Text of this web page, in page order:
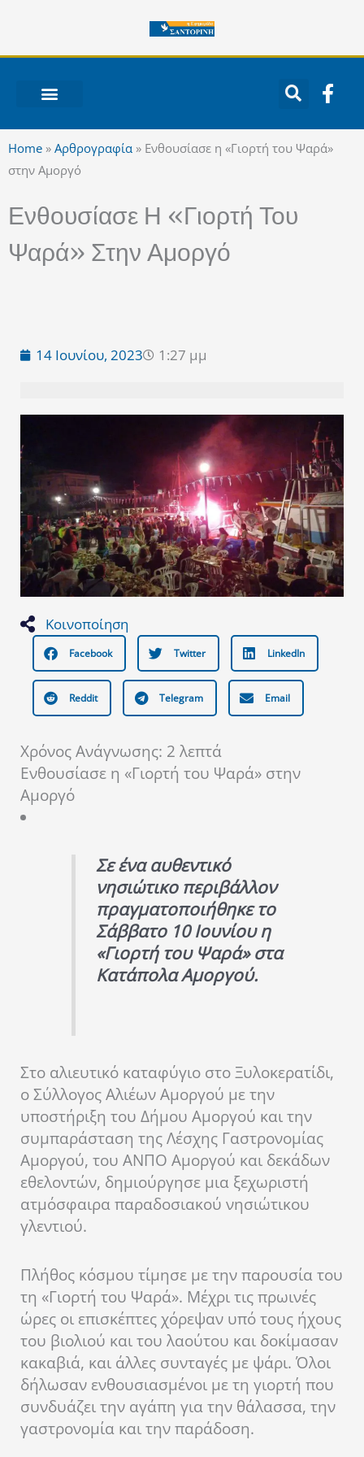
περιεχόμενο
F
a
e
b
Home » Αρθρογραφία » Ενθουσίασε η «Γιορτή του Ψαρά»
στην Αμοργό
Ενθουσίασε Η «Γιορτή Του
Ψαρά» Στην Αμοργό
14 Ιουνίου, 2023 1:27 μμ
Κοινοποίηση
Facebook Twitter LinkedIn
Reddit Telegram Email
Χρόνος Ανάγνωσης: 2 λεπτά
Ενθουσίασε η «Γιορτή του Ψαρά» στην
Αμοργό
Σε ένα αυθεντικό
νησιώτικο περιβάλλον
πραγματοποιήθηκε το
Σάββατο 10 Ιουνίου η
«Γιορτή του Ψαρά» στα
Κατάπολα Αμοργού.
Στο αλιευτικό καταφύγιο στο Ξυλοκερατίδι,
ο Σύλλογος Αλιέων Αμοργού με την
υποστήριξη του Δήμου Αμοργού και την
συμπαράσταση της Λέσχης Γαστρονομίας
Αμοργού, του ΑΝΠΟ Αμοργού και δεκάδων
εθελοντών, δημιούργησε μια ξεχωριστή
ατμόσφαιρα παραδοσιακού νησιώτικου
γλεντιού.
Πλήθος κόσμου τίμησε με την παρουσία του
τη «Γιορτή του Ψαρά». Μέχρι τις πρωινές
ώρες οι επισκέπτες χόρεψαν υπό τους ήχους
του βιολιού και του λαούτου και δοκίμασαν
κακαβιά, και άλλες συνταγές με ψάρι. Όλοι
δήλωσαν ενθουσιασμένοι με τη γιορτή που
συνδυάζει την αγάπη για την θάλασσα, την
γαστρονομία και την παράδοση.